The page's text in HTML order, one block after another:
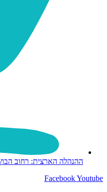
ההנהלה הארצית: רחוב הבושם 11, גילה ירושלים
Facebook